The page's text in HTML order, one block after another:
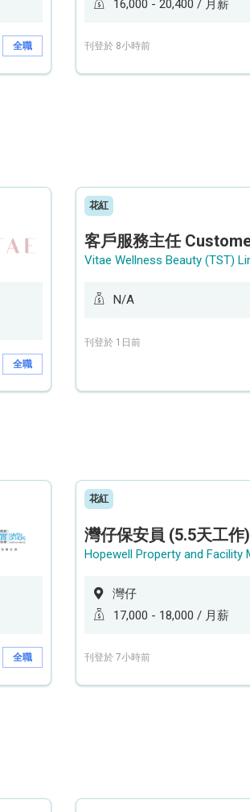
全職
16,000 - 20,400 / 月薪
刊登於 8小時前
全職
花紅
N/A
刊登於 1日前
全職
花紅
灣仔保安員 (5.5天工作)
灣仔
17,000 - 18,000 / 月薪
刊登於 7小時前